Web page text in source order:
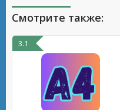
Смотрите также:
3.1